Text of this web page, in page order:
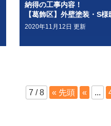
納得の工事内容！
【葛飾区】外壁塗装・S様
2020年11月12日 更新
7 / 8 « 先頭 « ...